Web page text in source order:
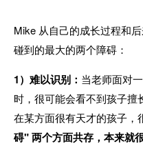
Mike 从自己的成长过程和
碰到的最大的两个障碍：
1）难以识别： 当老师面对
时，很可能会看不到孩子擅
在某方面很有天才的孩子，
碍" 两个方面共存，本来就